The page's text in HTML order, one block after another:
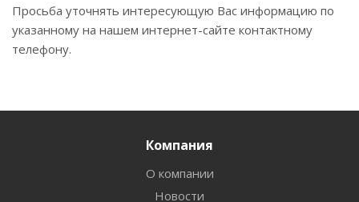
Просьба уточнять интересующую Вас информацию по
указанному на нашем интернет-сайте контактному
телефону.
Компания
О компании
Новости